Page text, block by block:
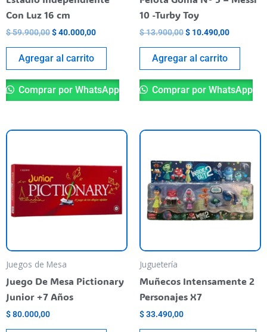
Con Luz 16 cm
$59.900,00$40.000,00
Agregar al carrito
Comprar por WhatsApp
10 -Turby Toy
$13.900,00$ 10.490,00
Agregar al carrito
Comprar por WhatsApp
Juegos de Mesa
Juego De Mesa Pictionary
Junior +7 Años
$80.000,00
Juguetería
Muñecos Intensamente 2
Personajes X7
$33.490,00
se